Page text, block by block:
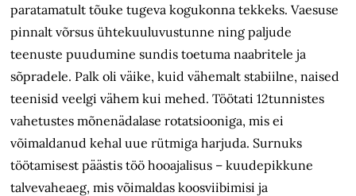
paratamatult tõuke tugeva kogukonna tekkeks. Vaesuse
pinnalt võrsus ühtekuuluvustunne ning paljude
teenuste puudumine sundis toetuma naabritele ja
sõpradele. Palk oli väike, kuid vähemalt stabiilne, naised
teenisid veelgi vähem kui mehed. Töötati 12tunnistes
vahetustes mõnenädalase rotatsiooniga, mis ei
võimaldanud kehal uue rütmiga harjuda. Surnuks
töötamisest päästis töö hooajalisus – kuudepikkune
talvevaheaeg, mis võimaldas koosviibimisi ja